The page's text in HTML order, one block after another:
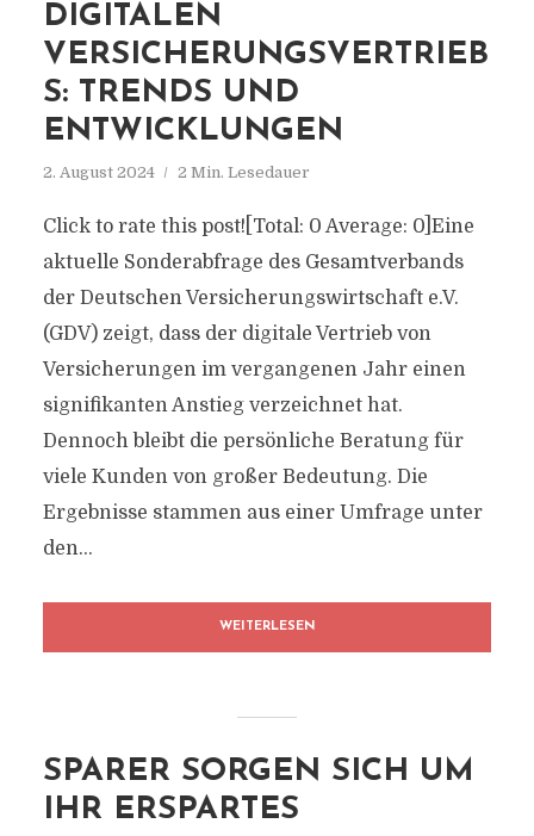
DIGITALEN
VERSICHERUNGSVERTRIEB
S: TRENDS UND
ENTWICKLUNGEN
2. August 2024 2 Min. Lesedauer
Click to rate this post![Total: 0 Average: 0]Eine
aktuelle Sonderabfrage des Gesamtverbands
der Deutschen Versicherungswirtschaft e.V.
(GDV) zeigt, dass der digitale Vertrieb von
Versicherungen im vergangenen Jahr einen
signifikanten Anstieg verzeichnet hat.
Dennoch bleibt die persönliche Beratung für
viele Kunden von großer Bedeutung. Die
Ergebnisse stammen aus einer Umfrage unter
den...
WEITERLESEN
SPARER SORGEN SICH UM
IHR ERSPARTES